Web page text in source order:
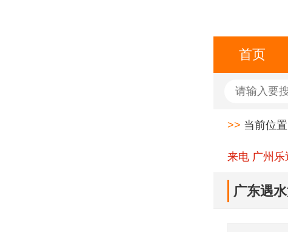
首页
>> 当前位置
来电 广州
广东遇